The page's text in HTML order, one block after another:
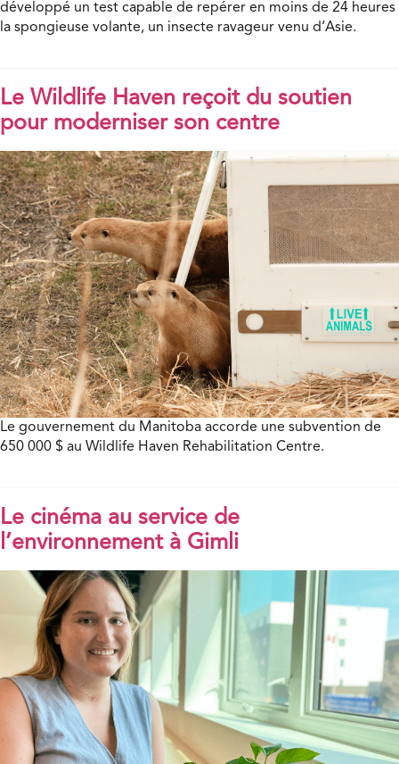
développé un test capable de repérer en moins de 24 heures
la spongieuse volante, un insecte ravageur venu d’Asie.
Le Wildlife Haven reçoit du soutien
pour moderniser son centre
Le gouvernement du Manitoba accorde une subvention de
650 000 $ au Wildlife Haven Rehabilitation Centre.
Le cinéma au service de
l’environnement à Gimli